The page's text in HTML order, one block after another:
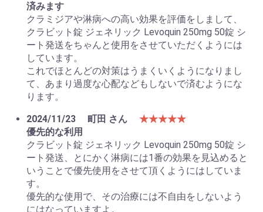
済みます
クラミジアや淋病への高い効果を評価をしまして、
クラビット錠 ジェネリック Levoquin 250mg 50錠 シ
ート発送をちゃんと使用をさせていただくようには
しています。
これでほとんどの対策はうまくいくようになりまし
て、あまり過度な心配などもしないで済むようにな
ります。
2024/11/23
町田 さん
★★★★★
優先的な利用
クラビット錠 ジェネリック Levoquin 250mg 50錠 シ
ート発送、とにかく淋病には1番の効果を見込めると
いうことで優先使用をさせて頂くようにはしていま
す。
優先的な使用で、その治療には不自由をしないよう
にはなっていますよ。